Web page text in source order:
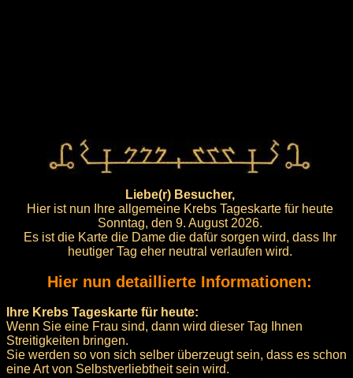
Liebe(r) Besucher,
Hier ist nun Ihre allgemeine Krebs Tageskarte für heute
Sonntag, den 9. August 2026.
Es ist die Karte die Dame die dafür sorgen wird, dass Ihr
heutiger Tag eher neutral verlaufen wird.
Hier nun detaillierte Informationen:
Ihre Krebs Tageskarte für heute:
Wenn Sie eine Frau sind, dann wird dieser Tag Ihnen
Streitigkeiten bringen.
Sie werden so von sich selber überzeugt sein, dass es schon
eine Art von Selbstverliebtheit sein wird.